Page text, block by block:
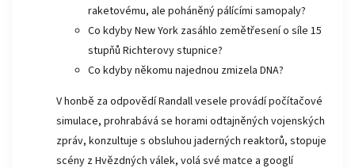
raketovému, ale poháněný pálícími samopaly?
Co kdyby New York zasáhlo zemětřesení o síle 15
stupňů Richterovy stupnice?
Co kdyby někomu najednou zmizela DNA?
V honbě za odpovědí Randall vesele provádí počítačové
simulace, prohrabává se horami odtajněných vojenských
zpráv, konzultuje s obsluhou jaderných reaktorů, stopuje
scény z Hvězdných válek, volá své matce a googlí